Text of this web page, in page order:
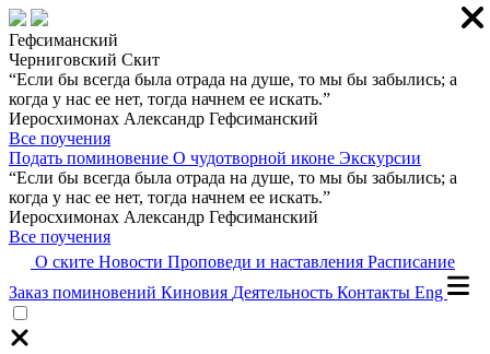
Гефсиманский
Черниговский Скит
“Если бы всегда была отрада на душе, то мы бы забылись; а
когда у нас ее нет, тогда начнем ее искать.”
Иеросхимонах Александр Гефсиманский
Все поучения
Подать поминовение О чудотворной иконе Экскурсии
“Если бы всегда была отрада на душе, то мы бы забылись; а
когда у нас ее нет, тогда начнем ее искать.”
Иеросхимонах Александр Гефсиманский
Все поучения
О ските Новости Проповеди и наставления Расписание
Заказ поминовений Киновия Деятельность Контакты Eng